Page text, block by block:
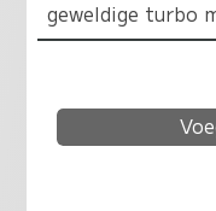
geweldige turbo